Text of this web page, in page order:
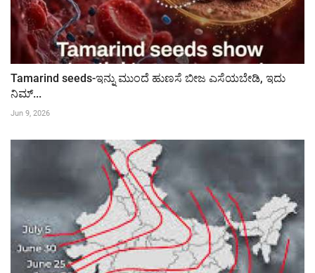
Tamarind seeds-ಇನ್ನು ಮುಂದೆ ಹುಣಸೆ ಬೀಜ ಎಸೆಯಬೇಡಿ, ಇದು
ನಿಮ್...
Jun 9, 2026